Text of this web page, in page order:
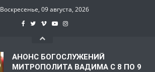
Воскресенье, 09 августа, 2026
АНОНС БОГОСЛУЖЕНИЙ
МИТРОПОЛИТА ВАДИМА С 8 ПО 9